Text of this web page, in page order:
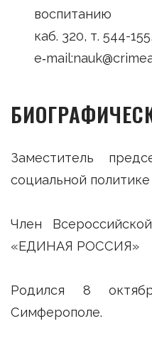
воспитанию
каб. 320, т. 544-155,
Заместитель
социальной
Член
«ЕДИНАЯ РОССИЯ»
Родился 8
Симферополе.